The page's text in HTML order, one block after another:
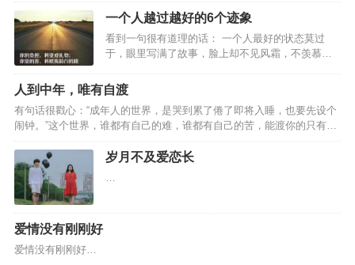
脚步，丈量着岁月的山川河流，追逐着时光的阴晴
圆缺，修行着生命的悲欢离合。一步一程，每一处
都风撩清梦，雨洗倩影，每一点都蕴含着不经意的
美好，真诚而踏实。生活的历程，是一摞浓淡相
间、粗细叠加的日子，择捡着世间的凡尘烟火，调
合着心性的浓淡稀稠，烹煮着情愫的酸甜苦辣，丰
乐，火挠歌舞，每一丝琐碎、俗套、素净、酿造，
都隐藏着不起眼的韵…
一个人越过越好的6个迹象
看到一句很有道理的话： 一个人最好的状态莫过
于，眼里写满了故事，脸上却不见风霜，不羡慕
下委屈，喂大格局，活成自己喜欢的样子。 深以为
然。 生活不需要太多事参与，故事不需要讲给太多
人听，一个人安安静静努力，慢慢靠近自己想要的
生活，就足矣。 生活越来越舒服，人生越过越成
熟，自己越活越坦然的六个迹象，来看看，你中了
几条？明白赚钱的重要性，但不把攒钱当作唯一目
人到中年，唯有自渡
有句话很戳心：“成年人的世界，是哭到累了倦了即将入睡，也要先设个
闹钟。”这个世界，谁都有自己的难，谁都有自己的苦，能渡你的只有你
自己。如何自渡？夜听建议您做好这三件事。靠自律，成自由 自渡，需
要做的第一件事是自律。 我在网上看到过一个问题，高度自律，是一种
什么体验？有个高赞的回答是：“不再被生活拖拽着前进，而是生活在你
的方寸之间，一切都有条不紊的进行，想要的生活触手可及，所有的事
情都在朝好的方向发展。” 有位听友，跟我分享了她姐姐的故事。 姐姐
是一位家庭主…
岁月不及爱恋长
…
爱情没有刚刚好
爱情没有刚刚好…